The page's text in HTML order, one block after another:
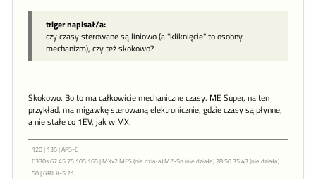
triger napisał/a:
czy czasy sterowane są liniowo (a "kliknięcie" to osobny
mechanizm), czy też skokowo?
Skokowo. Bo to ma całkowicie mechaniczne czasy. ME Super, na ten
przykład, ma migawkę sterowaną elektronicznie, gdzie czasy są płynne,
a nie stałe co 1EV, jak w MX.
120 | 135 | APS-C
C330s 67 45 75 105 165 | MXx2 MES (nie działa) MZ-5n (nie działa) 28 50 35 43 (nie działa)
50 | GRII K-5 21